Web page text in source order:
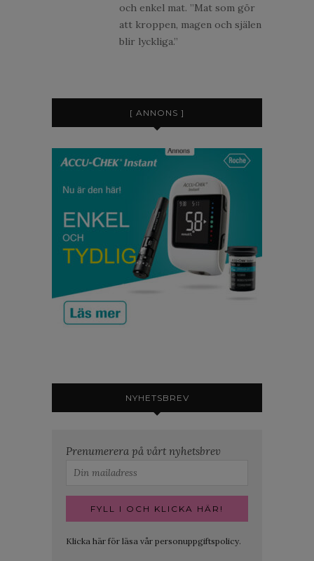
och enkel mat. ”Mat som gör
att kroppen, magen och själen
blir lyckliga.”
[ ANNONS ]
NYHETSBREV
Prenumerera på vårt nyhetsbrev
Klicka här för läsa vår personuppgiftspolicy.